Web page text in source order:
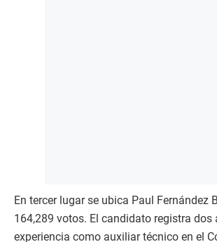
En tercer lugar se ubica Paul Fernández
164,289 votos. El candidato registra dos
experiencia como auxiliar técnico en el